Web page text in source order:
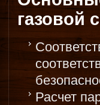
газовой
Расчет